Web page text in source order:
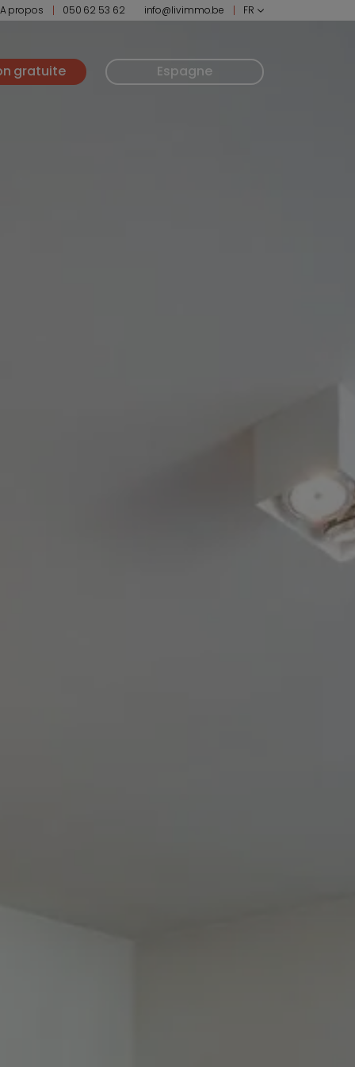
A propos 050 62 53 62 info@livimmo.be FR
gratuite Espagne